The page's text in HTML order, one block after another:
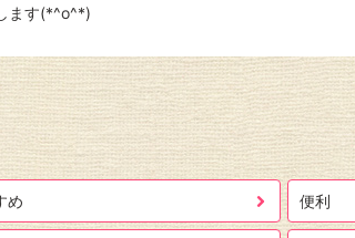
ます(*^o^*)
め 便利